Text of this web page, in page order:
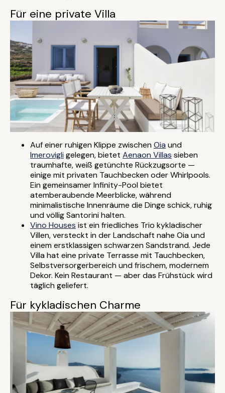
Für eine private Villa
Auf einer ruhigen Klippe zwischenOia und
Imerovigli gelegen, bietet Aenaon Villas sieben
traumhafte, weiß getünchte Rückzugsorte —
einige mit privaten Tauchbecken oder Whirlpools.
Ein gemeinsamer Infinity-Pool bietet
atemberaubende Meerblicke, während
minimalistische Innenräume die Dinge schick, ruhig
und völlig Santorini halten.
Vino Houses ist ein friedliches Trio kykladischer
Villen, versteckt in der Landschaft nahe Oia und
einem erstklassigen schwarzen Sandstrand. Jede
Villa hat eine private Terrasse mit Tauchbecken,
Selbstversorgerbereich und frischem, modernem
Dekor. Kein Restaurant — aber das Frühstück wird
täglich geliefert.
Für kykladischen Charme